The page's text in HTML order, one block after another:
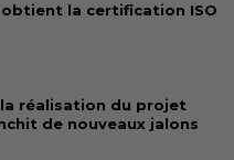
obtient la certification ISO
réalisation du projet
de nouveaux jalons